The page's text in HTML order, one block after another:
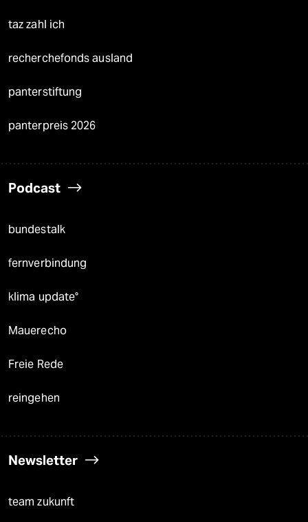
taz zahl ich
recherchefonds ausland
panterstiftung
panterpreis 2026
Podcast
bundestalk
fernverbindung
klima update°
Mauerecho
Freie Rede
reingehen
Newsletter
team zukunft